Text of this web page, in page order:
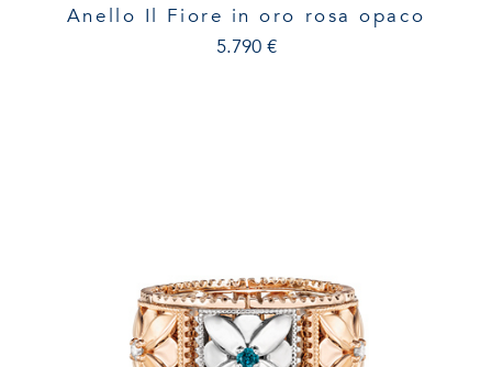
Anello Il Fiore in oro rosa opaco
5.790 €